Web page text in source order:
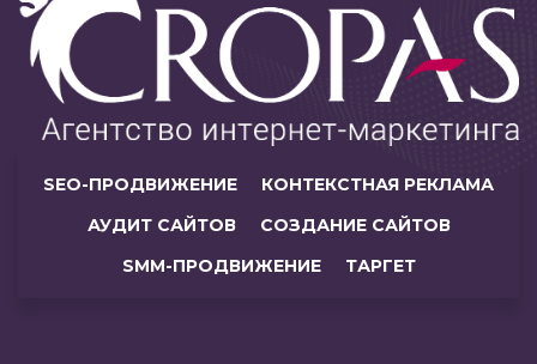
SEO-ПРОДВИЖЕНИЕ
КОНТЕКСТНАЯ РЕКЛАМА
АУДИТ САЙТОВ
СОЗДАНИЕ САЙТОВ
SMM-ПРОДВИЖЕНИЕ
ТАРГЕТ